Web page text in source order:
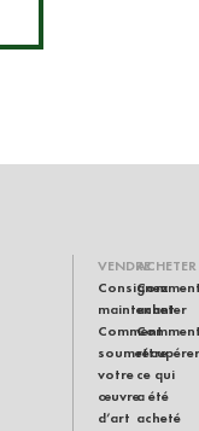
VENDRE
Consignez
maintenant
Comment
soumettre
votre
œuvre
d’art
ACHETER
acheter
récupérer
ce qui
a été
acheté